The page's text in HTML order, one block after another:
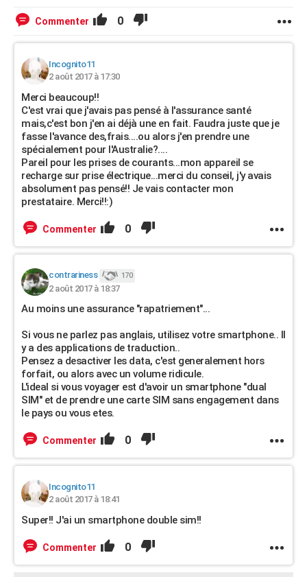
Commenter 0
Incognito11
2 août 2017 à 17:30
Merci beaucoup!!
C'est vrai que j'avais pas pensé à l'assurance santé
mais,c'est bon j'en ai déjà une en fait. Faudra juste que je
fasse l'avance des,frais....ou alors j'en prendre une
spécialement pour l'Australie?....
Pareil pour les prises de courants...mon appareil se
recharge sur prise électrique...merci du conseil, j'y avais
absolument pas pensé!! Je vais contacter mon
prestataire. Merci!!:)
Commenter 0
contrariness 170
2 août 2017 à 18:37
Au moins une assurance "rapatriement"...
Si vous ne parlez pas anglais, utilisez votre smartphone.. Il
y a des applications de traduction..
Pensez a desactiver les data, c'est generalement hors
forfait, ou alors avec un volume ridicule.
L'ideal si vous voyager est d'avoir un smartphone "dual
SIM" et de prendre une carte SIM sans engagement dans
le pays ou vous etes.
Commenter 0
Incognito11
2 août 2017 à 18:41
Super!! J'ai un smartphone double sim!!
Commenter 0